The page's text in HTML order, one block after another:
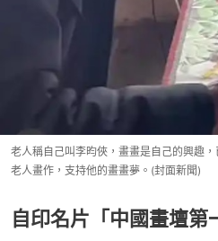
老人稱自己叫李昀俠，畫畫是自己的興趣
老人畫作，支持他的畫畫夢。(封面新聞)
自印名片「中國畫壇第